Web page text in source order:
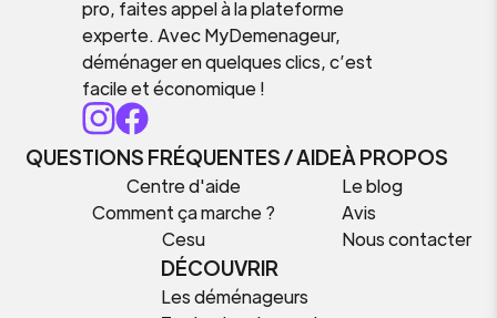
pro, faites appel à la plateforme
experte. Avec MyDemenageur,
déménager en quelques clics, c’est
facile et économique !
QUESTIONS FRÉQUENTES / AIDE
Centre d'aide
Comment ça marche ?
Cesu
À PROPOS
Le blog
Avis
Nous contacter
DÉCOUVRIR
Les déménageurs